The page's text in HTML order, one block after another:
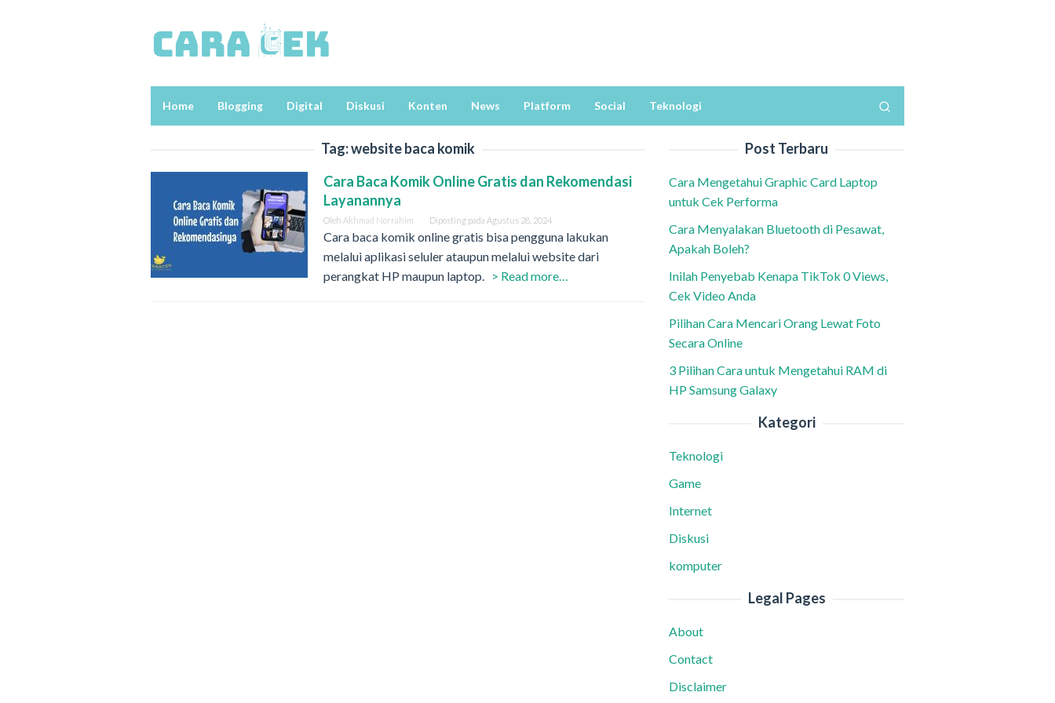
Home Blogging Digital Diskusi Konten News Platform Social Teknologi
Tag:website baca komik
Cara Baca Komik Online Gratis dan Rekomendasi
Layanannya
Oleh Akhmad Norrahim Diposting pada Agustus 28, 2024
Cara baca komik online gratis bisa pengguna lakukan
melalui aplikasi seluler ataupun melalui website dari
perangkat HP maupun laptop. > Read more…
Post Terbaru
Cara Mengetahui Graphic Card Laptop
untuk Cek Performa
Cara Menyalakan Bluetooth di Pesawat,
Apakah Boleh?
Inilah Penyebab Kenapa TikTok 0 Views,
Cek Video Anda
Pilihan Cara Mencari Orang Lewat Foto
Secara Online
3 Pilihan Cara untuk Mengetahui RAM di
HP Samsung Galaxy
Kategori
Teknologi
Game
Internet
Diskusi
komputer
Legal Pages
About
Contact
Disclaimer